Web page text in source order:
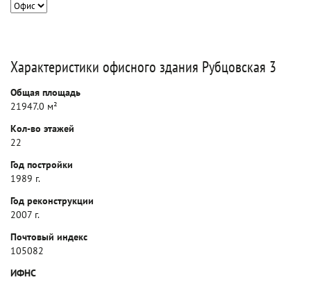
Характеристики офисного здания Рубцовская 3
Общая площадь
21947.0 м²
Кол-во этажей
22
Год постройки
1989 г.
Год реконструкции
2007 г.
Почтовый индекс
105082
ИФНС